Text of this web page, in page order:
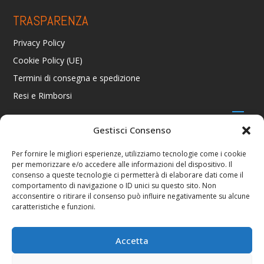
Gestisci Consenso
Per fornire le migliori esperienze, utilizziamo tecnologie come i cookie
per memorizzare e/o accedere alle informazioni del dispositivo. Il
consenso a queste tecnologie ci permetterà di elaborare dati come il
comportamento di navigazione o ID unici su questo sito. Non
acconsentire o ritirare il consenso può influire negativamente su alcune
caratteristiche e funzioni.
Accetta
TRASPARENZA
Privacy Policy
Cookie Policy (UE)
Termini di consegna e spedizione
Resi e Rimborsi
CONTATTI
Via R. Giuliani 70/c Rosso, 50141 Firenze FI
+39 055 4289002 / +39 392 2343100
info@consolestation.it
P.Iva 04990180483